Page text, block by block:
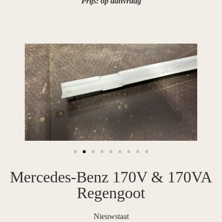
Mercedes-Benz 170V & 170VA
Regengoot
Nieuwstaat